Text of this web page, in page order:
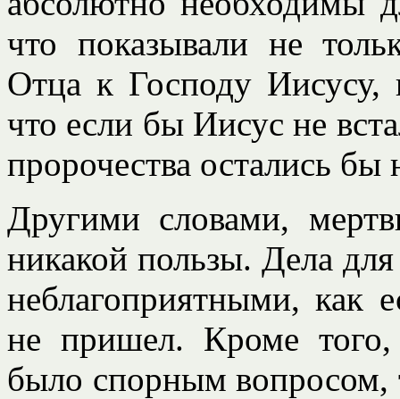
что показывали не
Отца к Господу Иисусу,
что если бы Иисус не
пророчества остались
Другими словами,
никакой пользы. Дела
неблагоприятными, как
не пришел. Кроме
было спорным вопросом,